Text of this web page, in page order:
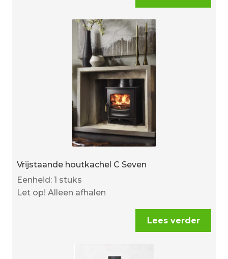
Vrijstaande houtkachel C Seven
Eenheid: 1 stuks
Let op! Alleen afhalen
Lees verder